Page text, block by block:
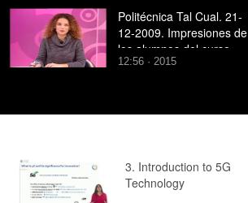
Politécnica Tal Cual. 21-
12-2009. Impresiones de
los alumnos del curso
"Internet ??til" de la
12:56 · 2015
3. Introduction to 5G
Technology